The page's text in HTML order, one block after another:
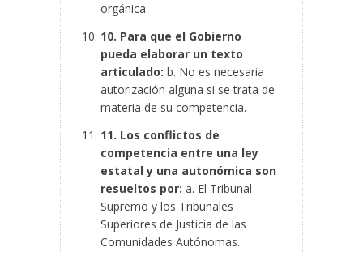
orgánica.
10. Para que el Gobierno
pueda elaborar un texto
articulado: b. No es necesaria
autorización alguna si se trata de
materia de su competencia.
11. Los conflictos de
competencia entre una ley
estatal y una autonómica son
resueltos por: a. El Tribunal
Supremo y los Tribunales
Superiores de Justicia de las
Comunidades Autónomas.